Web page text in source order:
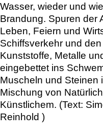
Wasser, wieder und
Brandung. Spuren der
Leben, Feiern und
Schiffsverkehr und
Kunststoffe, Metalle
eingebettet ins
Muscheln und Steinen
Mischung von
Künstlichem. (Text:
Reinhold )